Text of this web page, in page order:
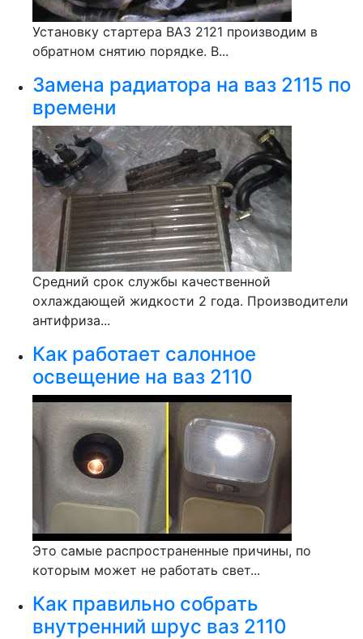
Установку стартера ВАЗ 2121 производим в
обратном снятию порядке. В...
Замена радиатора на ваз 2115 по
времени
Средний срок службы качественной
охлаждающей жидкости 2 года. Производители
антифриза...
Как работает салонное
освещение на ваз 2110
Это самые распространенные причины, по
которым может не работать свет...
Как правильно собрать
внутренний шрус ваз 2110